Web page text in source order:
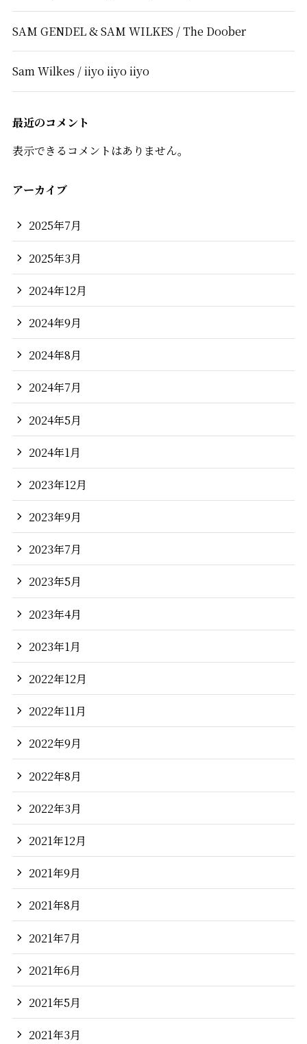
SAM GENDEL & SAM WILKES / The Doober
Sam Wilkes / iiyo iiyo iiyo
最近のコメント
表示できるコメントはありません。
アーカイブ
2025年7月
2025年3月
2024年12月
2024年9月
2024年8月
2024年7月
2024年5月
2024年1月
2023年12月
2023年9月
2023年7月
2023年5月
2023年4月
2023年1月
2022年12月
2022年11月
2022年9月
2022年8月
2022年3月
2021年12月
2021年9月
2021年8月
2021年7月
2021年6月
2021年5月
2021年3月